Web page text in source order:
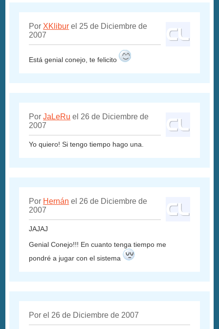
Por XKlibur el 25 de Diciembre de
2007
Está genial conejo, te felicito
PorJaLeRu el 26 de Diciembre de
2007
Yo quiero! Si tengo tiempo hago una.
Por Hernán el 26 de Diciembre de
2007
JAJAJ
Genial Conejo!!! En cuanto tenga tiempo me
pondré a jugar con el sistema
Por el 26 de Diciembre de 2007